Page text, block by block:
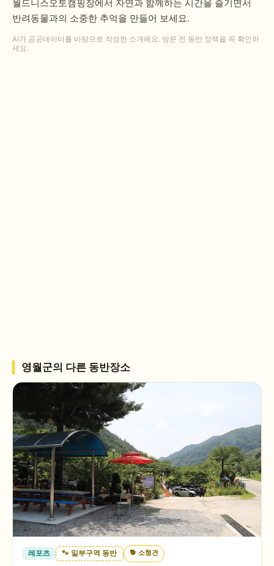
월드니스오토캠핑장에서 자연과 함께하는 시간을 즐기면서
반려동물과의 소중한 추억을 만들어 보세요.
AI가 공공데이터를 바탕으로 작성한 소개예요. 방문 전 동반 정책을 꼭 확인하
세요.
영월군의 다른 동반장소
레포츠 🐾 일부구역 동반 🐕 소형견